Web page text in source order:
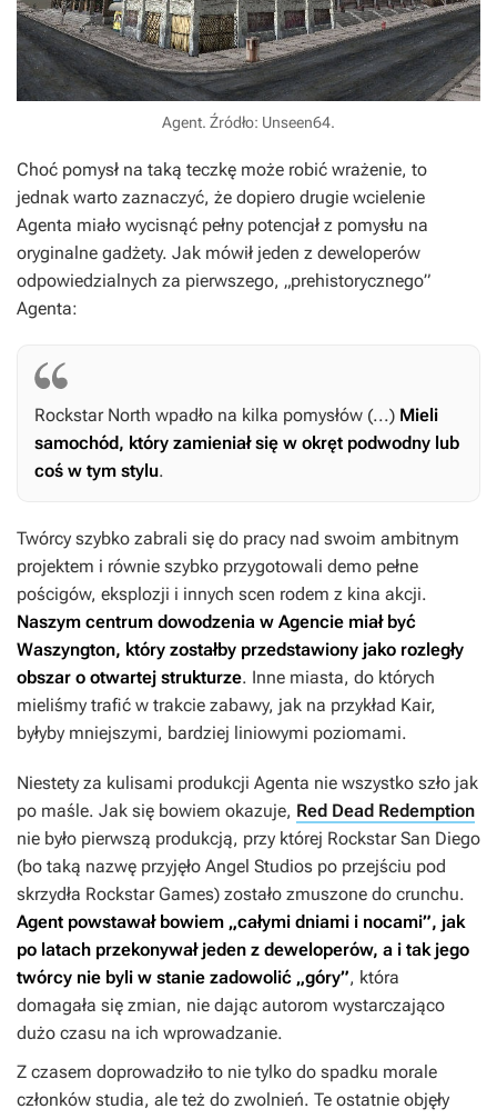
Agent. Źródło: Unseen64.
Choć pomysł na taką teczkę może robić wrażenie, to
jednak warto zaznaczyć, że dopiero drugie wcielenie
Agenta miało wycisnąć pełny potencjał z pomysłu na
oryginalne gadżety. Jak mówił jeden z deweloperów
odpowiedzialnych za pierwszego, „prehistorycznego”
Agenta:
Rockstar North wpadło na kilka pomysłów (...) Mieli
samochód, który zamieniał się w okręt podwodny lub
coś w tym stylu.
Twórcy szybko zabrali się do pracy nad swoim ambitnym
projektem i równie szybko przygotowali demo pełne
pościgów, eksplozji i innych scen rodem z kina akcji.
Naszym centrum dowodzenia w Agencie miał być
Waszyngton, który zostałby przedstawiony jako rozległy
obszar o otwartej strukturze. Inne miasta, do których
mieliśmy trafić w trakcie zabawy, jak na przykład Kair,
byłyby mniejszymi, bardziej liniowymi poziomami.
Niestety za kulisami produkcji Agenta nie wszystko szło jak
po maśle. Jak się bowiem okazuje, Red Dead Redemption
nie było pierwszą produkcją, przy której Rockstar San Diego
(bo taką nazwę przyjęło Angel Studios po przejściu pod
skrzydła Rockstar Games) zostało zmuszone do crunchu.
Agent powstawał bowiem „całymi dniami i nocami”, jak
po latach przekonywał jeden z deweloperów, a i tak jego
twórcy nie byli w stanie zadowolić „góry”, która
domagała się zmian, nie dając autorom wystarczająco
dużo czasu na ich wprowadzanie.
Z czasem doprowadziło to nie tylko do spadku morale
członków studia, ale też do zwolnień. Te ostatnie objęły